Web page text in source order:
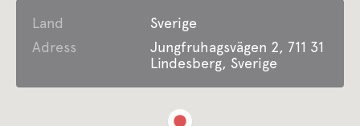
Gråvatten
Land
Sverige
Adress
Jungfruhagsvägen 2, 711 31
Lindesberg, Sverige